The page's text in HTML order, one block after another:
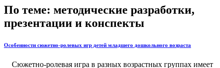
По теме: методические разработки,
презентации и конспекты
Особенности сюжетно-ролевых игр детей младшего дошкольного возраста
Сюжетно-ролевая игра в разных возрастных группах имеет